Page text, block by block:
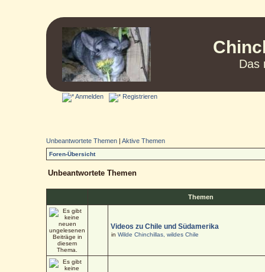
Das
Anmelden Registrieren
Unbeantwortete Themen |Aktive Themen
Foren-Übersicht
Unbeantwortete Themen
Themen
Videos zu Chile und Südamerika
inWilde Chinchillas, wildes Chile